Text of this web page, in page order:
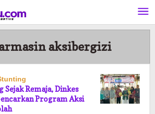
aksibergizi
Sejak Remaja, Dinkes
Program Aksi